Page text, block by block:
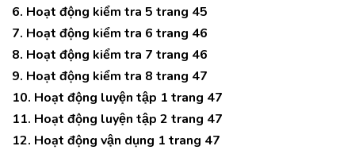
6. Hoạt động kiểm tra 5 trang 45
7. Hoạt động kiểm tra 6 trang 46
8. Hoạt động kiểm tra 7 trang 46
9. Hoạt động kiểm tra 8 trang 47
10. Hoạt động luyện tập 1 trang 47
11. Hoạt động luyện tập 2 trang 47
12. Hoạt động vận dụng 1 trang 47